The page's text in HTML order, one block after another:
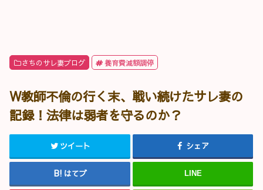
さちのサレ妻ブログ 養育費減額調停
W教師不倫の行く末、戦い続けたサレ妻の
記録！法律は弱者を守るのか？
ツイート シェア
はてブ LINE